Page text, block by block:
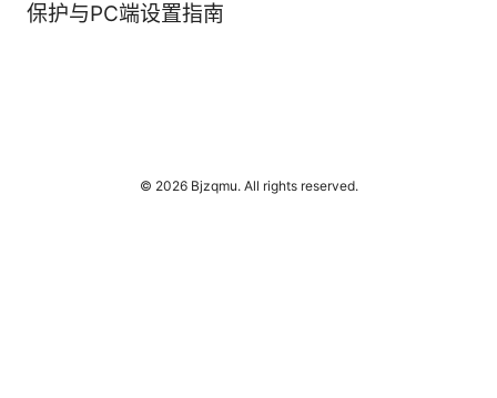
保护与PC端设置指南
© 2026 Bjzqmu. All rights reserved.